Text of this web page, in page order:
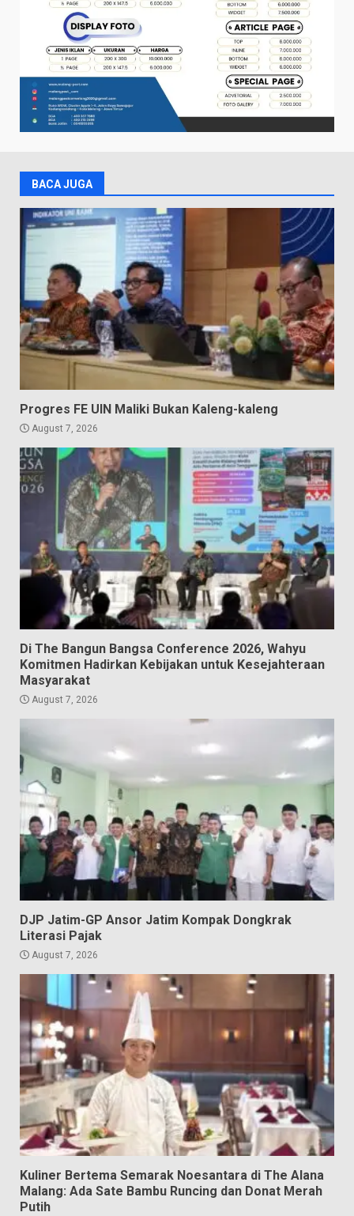
BACA JUGA
Progres FE UIN Maliki Bukan Kaleng-kaleng
August 7, 2026
Di The Bangun Bangsa Conference 2026, Wahyu
Komitmen Hadirkan Kebijakan untuk Kesejahteraan
Masyarakat
August 7, 2026
DJP Jatim-GP Ansor Jatim Kompak Dongkrak
Literasi Pajak
August 7, 2026
Kuliner Bertema Semarak Noesantara di The Alana
Malang: Ada Sate Bambu Runcing dan Donat Merah
Putih